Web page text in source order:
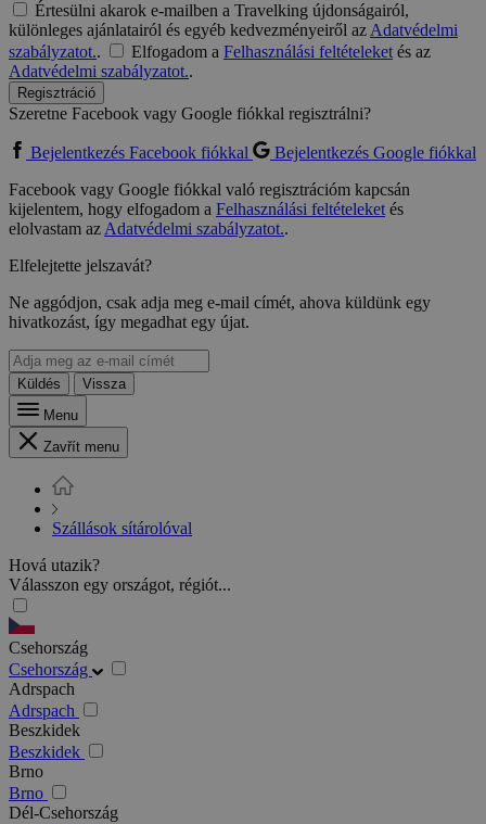
Értesülni akarok e-mailben a Travelking újdonságairól,
különleges ajánlatairól és egyéb kedvezményeiről azAdatvédelmi
szabályzatot.. Elfogadom a Felhasználási feltételeketés az
Adatvédelmi szabályzatot..
Regisztráció
Szeretne Facebook vagy Google fiókkal regisztrálni?
Bejelentkezés Facebook fiókkal
Bejelentkezés Google fiókkal
Facebook vagy Google fiókkal való regisztrációm kapcsán
kijelentem, hogy elfogadom a Felhasználási feltételeketés
elolvastam azAdatvédelmi szabályzatot..
Elfelejtette jelszavát?
Ne aggódjon, csak adja meg e-mail címét, ahova küldünk egy
hivatkozást, így megadhat egy újat.
Küldés
Vissza
Menu
Zavřít menu
Szállások sítárolóval
Hová utazik?
Válasszon egy országot, régiót...
Csehország
Csehország
Adrspach
Adrspach
Beszkidek
Beszkidek
Brno
Brno
Dél-Csehország